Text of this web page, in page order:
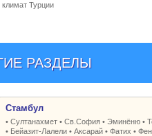
Турции
РАЗДЕЛЫ
и
османскими
Стамбул
•Султанахмет •Св.София •Эминёню •
• Бейазит-Лалели •Аксарай •Фатих •